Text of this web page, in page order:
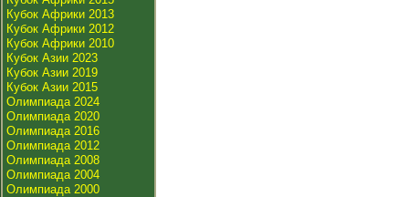
Кубок Африки 2013
Кубок Африки 2012
Кубок Африки 2010
Кубок Азии 2023
Кубок Азии 2019
Кубок Азии 2015
Олимпиада 2024
Олимпиада 2020
Олимпиада 2016
Олимпиада 2012
Олимпиада 2008
Олимпиада 2004
Олимпиада 2000